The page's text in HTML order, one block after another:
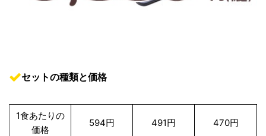
セットの種類と価格
1食あたりの
価格
594円 491円 470円